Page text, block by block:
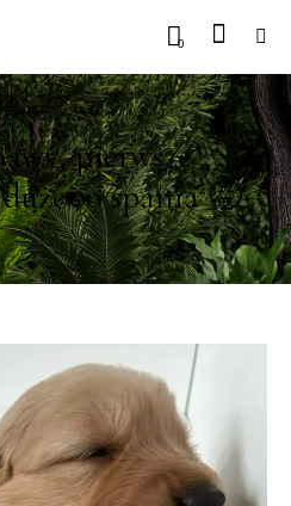
0
pierwsze
spania 🥱